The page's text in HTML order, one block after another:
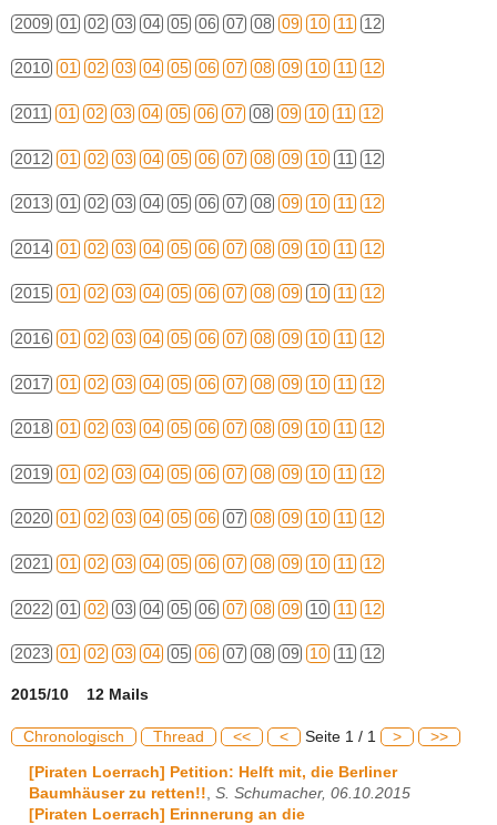
2009 01 02 03 04 05 06 07 08 09 10 11 12
2010 01 02 03 04 05 06 07 08 09 10 11 12
2011 01 02 03 04 05 06 07 08 09 10 11 12
2012 01 02 03 04 05 06 07 08 09 10 11 12
2013 01 02 03 04 05 06 07 08 09 10 11 12
2014 01 02 03 04 05 06 07 08 09 10 11 12
2015 01 02 03 04 05 06 07 08 09 10 11 12
2016 01 02 03 04 05 06 07 08 09 10 11 12
2017 01 02 03 04 05 06 07 08 09 10 11 12
2018 01 02 03 04 05 06 07 08 09 10 11 12
2019 01 02 03 04 05 06 07 08 09 10 11 12
2020 01 02 03 04 05 06 07 08 09 10 11 12
2021 01 02 03 04 05 06 07 08 09 10 11 12
2022 01 02 03 04 05 06 07 08 09 10 11 12
2023 01 02 03 04 05 06 07 08 09 10 11 12
2015/10 12 Mails
Chronologisch Thread << < Seite 1 / 1 > >>
[Piraten Loerrach] Petition: Helft mit, die Berliner
Baumhäuser zu retten!!, S. Schumacher, 06.10.2015
[Piraten Loerrach] Erinnerung an die